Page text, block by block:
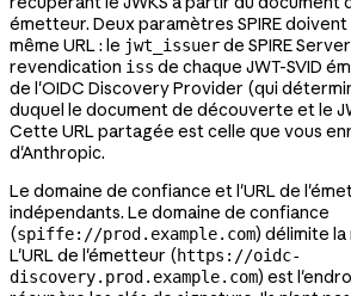
émetteur. Deux paramètres SPIRE
même URL : le jwt_issuerde SPIRE
revendication iss de chaque JWT-SVID
de l'OIDC Discovery Provider (qui
duquel le document de découverte et le
Cette URL partagée est celle que vous
d'Anthropic.
Le domaine de confiance et l'URL de
indépendants. Le domaine de confiance
(spiffe://prod.example.com) délimite
L'URL de l'émetteur (https://oidc-
discovery.prod.example.com) est